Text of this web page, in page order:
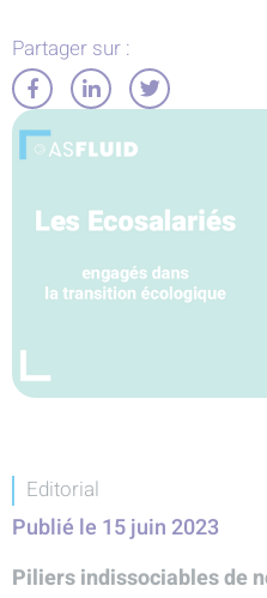
Partager sur :
Partager
sur
Partager
sur
Partager
Editorial
Publié le 15 juin 2023
Piliers indissociables de